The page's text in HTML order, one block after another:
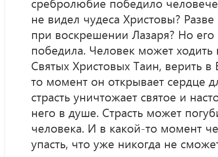
не видел чудеса Христовы?
при воскрешении Лазаря? Но его
победила. Человек может
Святых Христовых Таин, верить в
то момент он открывает сердце
страсть уничтожает святое и
него в душе. Страсть может
человека. И в какой-то момент
упасть, что уже никогда не